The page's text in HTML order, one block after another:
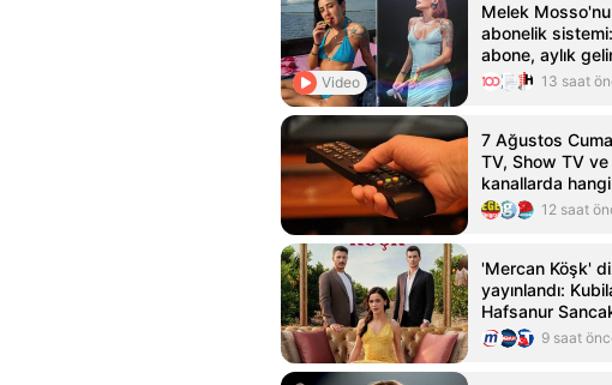
Video
Melek
abonelik
abone, aylık
13 saat
7 Ağustos
TV, Show TV
kanallarda
12 saat
'Mercan Köşk'
yayınlandı:
Hafsanur
Bertan Asllani
9 saat